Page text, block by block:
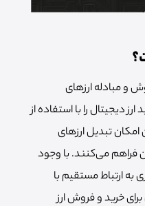
و مبادله ارزهای
دیجیتال را با استفاده از
امکان تبدیل ارزهای
فراهم می‌کنند. با وجود
به ارتباط مستقیم با
برای خرید و فروش ارز